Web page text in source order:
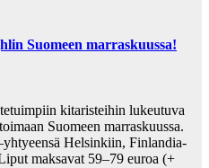
Suomeen marraskuussa!
kitaristeihin lukeutuva
Suomeen marraskuussa.
Helsinkiin, Finlandia-
maksavat 59–79 euroa (+